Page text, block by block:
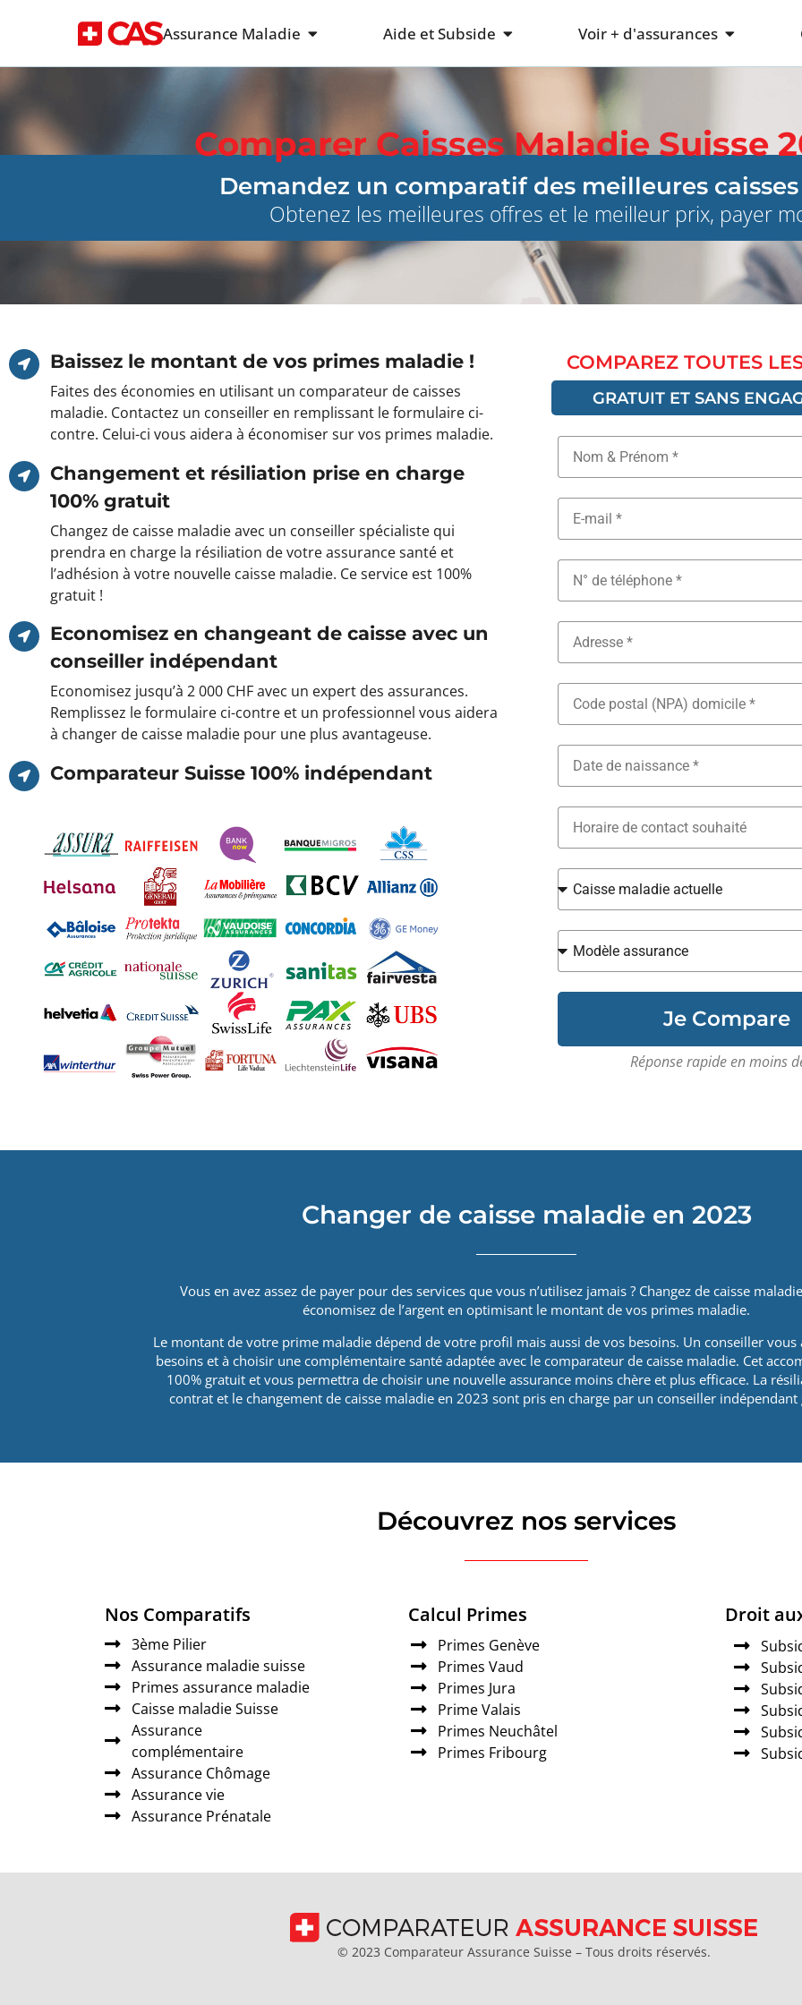
Assurance Maladie Aide et Subside Voir + d'assurances
Comparer Caisses Maladie Suisse
Demandez un comparatif des meilleures
Obtenez les meilleures offres et le meilleur prix, payer
Baissez le montant de vos primes maladie !
Faites des économies en utilisant un comparateur de caisses
maladie. Contactez un conseiller en remplissant le formulaire ci-
contre. Celui-ci vous aidera à économiser sur vos primes maladie.
Changement et résiliation prise en charge
100% gratuit
Changez de caisse maladie avec un conseiller spécialiste qui
prendra en charge la résiliation de votre assurance santé et
l’adhésion à votre nouvelle caisse maladie. Ce service est 100%
gratuit !
Economisez en changeant de caisse avec un
conseiller indépendant
Economisez jusqu’à 2 000 CHF avec un expert des assurances.
Remplissez le formulaire ci-contre et un professionnel vous aidera
à changer de caisse maladie pour une plus avantageuse.
Comparateur Suisse 100% indépendant
COMPAREZ TOUTES
GRATUIT ET SANS
Je Compare
Réponse rapide en moins
Changer de caisse maladie en 2023
Vous en avez assez de payer pour des services que vous n’utilisez jamais ? Changez de caisse
économisez de l’argent en optimisant le montant de vos primes maladie.
Le montant de votre prime maladie dépend de votre profil mais aussi de vos besoins. Un conseiller vous
besoins et à choisir une complémentaire santé adaptée avec le comparateur de caisse maladie. Cet
100% gratuit et vous permettra de choisir une nouvelle assurance moins chère et plus efficace. La
contrat et le changement de caisse maladie en 2023 sont pris en charge par un conseiller
Découvrez nos services
Nos Comparatifs
3ème Pilier
Assurance maladie suisse
Primes assurance maladie
Caisse maladie Suisse
Assurance
complémentaire
Assurance Chômage
Assurance vie
Assurance Prénatale
Calcul Primes
Primes Genève
Primes Vaud
Primes Jura
Prime Valais
Primes Neuchâtel
Primes Fribourg
Droit
© 2023 Comparateur Assurance Suisse – Tous droits réservés.